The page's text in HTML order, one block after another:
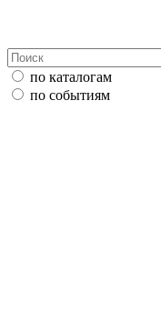
по каталогам
по событиям